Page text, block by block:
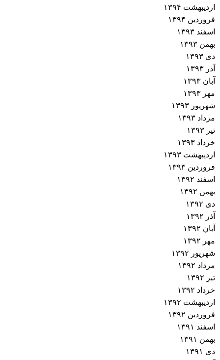
اردیبهشت ۱۳۹۴
فروردین ۱۳۹۴
اسفند ۱۳۹۳
بهمن ۱۳۹۳
دی ۱۳۹۳
آذر ۱۳۹۳
آبان ۱۳۹۳
مهر ۱۳۹۳
شهریور ۱۳۹۳
مرداد ۱۳۹۳
تیر ۱۳۹۳
خرداد ۱۳۹۳
اردیبهشت ۱۳۹۳
فروردین ۱۳۹۳
اسفند ۱۳۹۲
بهمن ۱۳۹۲
دی ۱۳۹۲
آذر ۱۳۹۲
آبان ۱۳۹۲
مهر ۱۳۹۲
شهریور ۱۳۹۲
مرداد ۱۳۹۲
تیر ۱۳۹۲
خرداد ۱۳۹۲
اردیبهشت ۱۳۹۲
فروردین ۱۳۹۲
اسفند ۱۳۹۱
بهمن ۱۳۹۱
دی ۱۳۹۱